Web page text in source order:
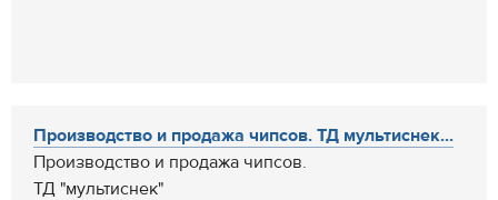
Производство и продажа чипсов. ТД мультиснек...
Производство и продажа чипсов.
ТД "мультиснек"